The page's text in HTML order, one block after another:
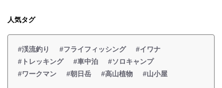
人気タグ
#渓流釣り #フライフィッシング
#イワナ
#トレッキング
#車中泊
#ソロキャンプ
#ワークマン
#朝日岳 #高山植物 #山小屋